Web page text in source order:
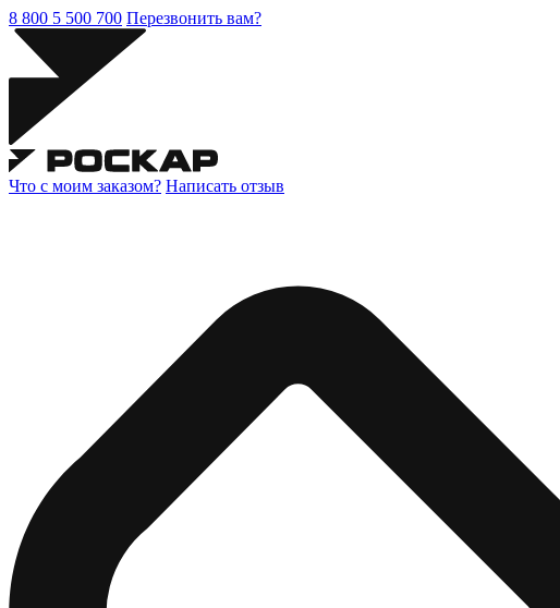
8 800 5 500 700 Перезвонить вам?
Что с моим заказом? Написать отзыв